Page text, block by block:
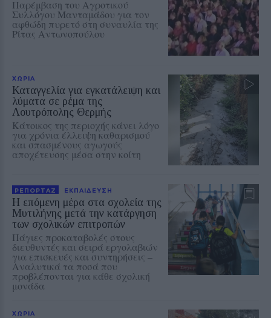
Παρέμβαση του Αγροτικού
Συλλόγου Μανταμάδου για τον
αφθώδη πυρετό στη συναυλία της
Ρίτας Αντωνοπούλου
ΧΩΡΙΑ
Καταγγελία για εγκατάλειψη και
λύματα σε ρέμα της
Λουτρόπολης Θερμής
Κάτοικος της περιοχής κάνει λόγο
για χρόνια έλλειψη καθαρισμού
και σπασμένους αγωγούς
αποχέτευσης μέσα στην κοίτη
ΡΕΠΟΡΤΑΖ ΕΚΠΑΙΔΕΥΣΗ
Η επόμενη μέρα στα σχολεία της
Μυτιλήνης μετά την κατάργηση
των σχολικών επιτροπών
Πάγιες προκαταβολές στους
διευθυντές και σειρά εργολαβιών
για επισκευές και συντηρήσεις –
Αναλυτικά τα ποσά που
προβλέπονται για κάθε σχολική
μονάδα
ΧΩΡΙΑ